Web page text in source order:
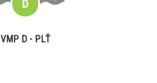
VMP D - PLŤ